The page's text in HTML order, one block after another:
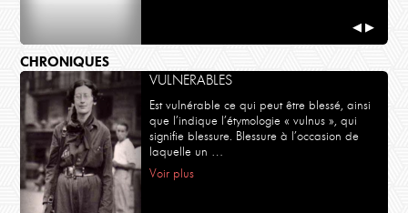
◀ ▶
CHRONIQUES
VULNERABLES
Est vulnérable ce qui peut être blessé, ainsi
que l’indique l’étymologie « vulnus », qui
signifie blessure. Blessure à l’occasion de
laquelle un …
Voir plus